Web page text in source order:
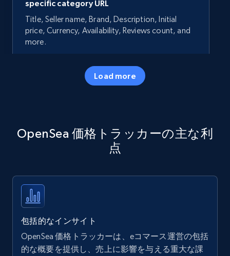
specific category URL
Title, Seller name, Brand, Description, Initial
price, Currency, Availability, Reviews count, and
more.
5.7K+ 今すぐ始める
specific keywords
Title, Seller name, Brand, Description, Initial
35.3K+
Amazon products - find products by using
Load more
OpenSea 価格トラッカーの主な利
点
包括的なインサイト
OpenSea 価格トラッカーは、eコマース運営の包括
的な概要を提供し、売上に影響を与える重大な課